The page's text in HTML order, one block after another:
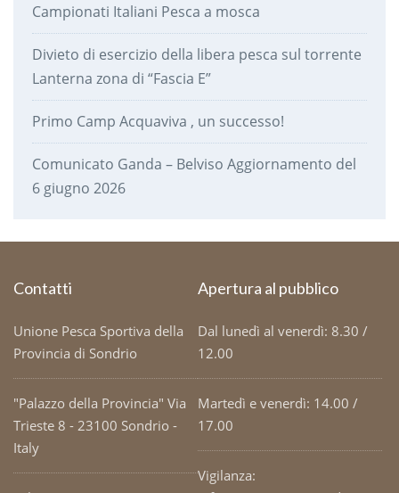
Campionati Italiani Pesca a mosca
Divieto di esercizio della libera pesca sul torrente
Lanterna zona di “Fascia E”
Primo Camp Acquaviva , un successo!
Comunicato Ganda – Belviso Aggiornamento del
6 giugno 2026
Contatti
Unione Pesca Sportiva della
Provincia di Sondrio
"Palazzo della Provincia" Via
Trieste 8 - 23100 Sondrio -
Italy
Apertura al pubblico
Dal lunedì al venerdì: 8.30 /
12.00
Martedì e venerdì: 14.00 /
17.00
Vigilanza: